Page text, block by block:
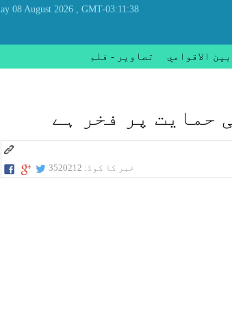
GMT-03:11:38
, Saturday 08 August 2026
بين الاقوامي تصاوير - فلم
حمایت پر فخر ہے
خبر کا کوڈ: 3520212